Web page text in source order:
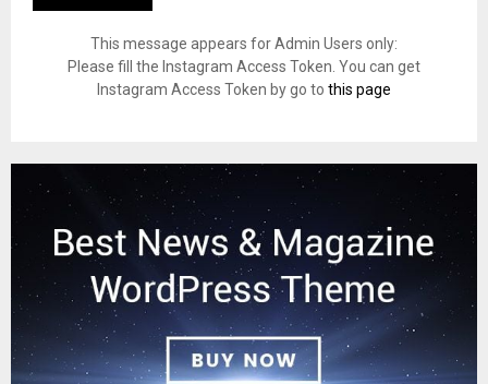
This message appears for Admin Users only:
Please fill the Instagram Access Token. You can get
Instagram Access Token by go to this page